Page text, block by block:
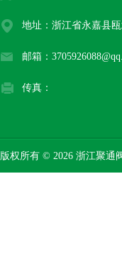
地址：浙江省永嘉县
邮箱：
传真：
版权所有 © 2026 浙江聚通